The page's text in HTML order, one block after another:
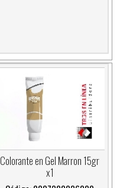
Colorante en Gel Marron 15gr
x1